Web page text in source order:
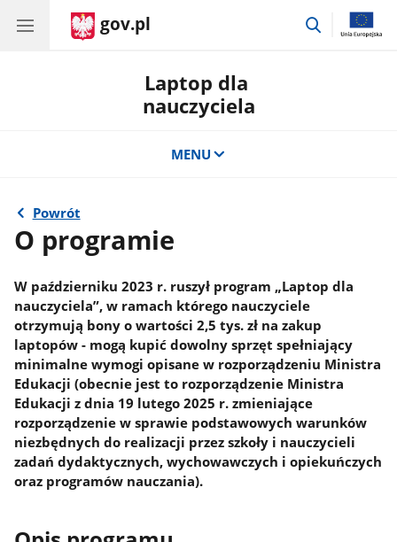
gov.pl
przejdź
Laptop dla
nauczyciela
MENU
Powrót
O programie
W październiku 2023 r. ruszył program „Laptop dla
nauczyciela”, w ramach którego nauczyciele
otrzymują bony o wartości 2,5 tys. zł na zakup
laptopów - mogą kupić dowolny sprzęt spełniający
minimalne wymogi opisane w rozporządzeniu Ministra
Edukacji (obecnie jest to rozporządzenie Ministra
Edukacji z dnia 19 lutego 2025 r. zmieniające
rozporządzenie w sprawie podstawowych warunków
niezbędnych do realizacji przez szkoły i nauczycieli
zadań dydaktycznych, wychowawczych i opiekuńczych
oraz programów nauczania).